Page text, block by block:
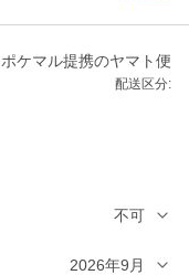
ポケマル提携のヤマト便
配送区分:
不可
2026年9月